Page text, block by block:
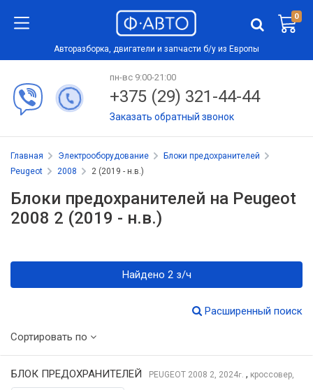
0
Авторазборка, двигатели и запчасти б/у из Европы
пн-вс 9:00-21:00
+375 (29) 321-44-44
Заказать обратный звонок
Главная Электрооборудование
Блоки предохранителей
Peugeot
2008 2 (2019 - н.в.)
Блоки предохранителей на Peugeot
2008 2 (2019 - н.в.)
Найдено 2 з/ч
Расширенный поиск
Сортировать по
БЛОК ПРЕДОХРАНИТЕЛЕЙ PEUGEOT 2008 2, 2024г. , кроссовер,